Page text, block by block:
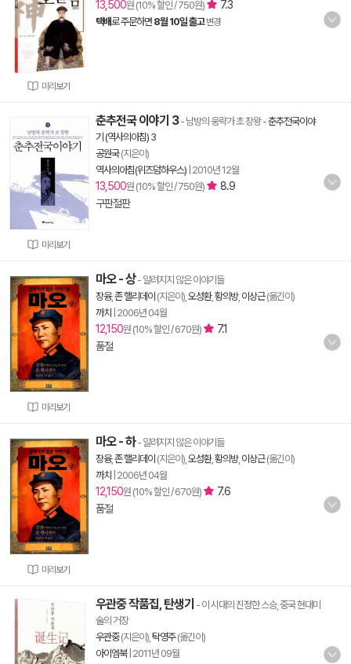
미리보기
13,500원 (10% 할인 / 750원) 7.3
택배로 주문하면 8월 10일 출고 변경
미리보기
춘추전국 이야기 3- 남방의 웅략가 초 장왕-춘추전국이야
기 (역사의아침) 3
공원국(지은이)
역사의아침(위즈덤하우스) 2010년 12월
13,500원 (10% 할인 / 750원)
8.9
구판절판
미리보기
마오 - 상- 알려지지 않은 이야기들
장융,존 핼리데이 (지은이), 오성환, 황의방, 이상근(옮긴이)
까치
2006년 04월
12,150원 (10% 할인 / 670원)
7.1
품절
미리보기
마오 - 하- 알려지지 않은 이야기들
장융,존 핼리데이 (지은이), 오성환, 황의방, 이상근(옮긴이)
까치
2006년 04월
12,150원 (10% 할인 / 670원)
7.6
품절
우관중 작품집, 탄생기 - 이 시대의 진정한 스승, 중국 현대미
술의 거장
우관중(지은이), 탁영주(옮긴이)
아이엠북| 2011년 09월